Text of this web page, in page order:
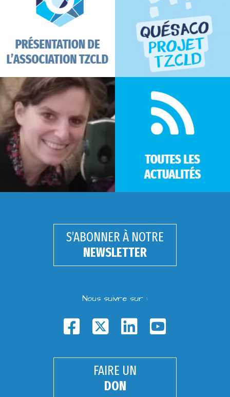
S’ABONNER À NOTRE
NEWSLETTER
Nous suivre sur :
FAIRE UN
DON